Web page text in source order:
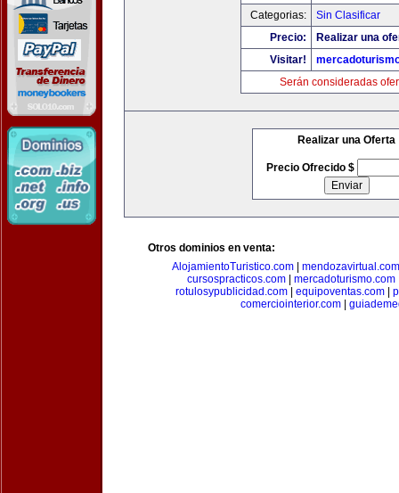
Categorias:
Sin Clasificar
Precio:
Realizar una
Visitar!
Serán consideradas
Realizar una Oferta
Precio Ofrecido $
Otros dominios en venta:
AlojamientoTuristico.com
mendozavirtual.com
cursospracticos.com| mercadoturismo.com
rotulosypublicidad.com
equipoventas.com
comerciointerior.com|